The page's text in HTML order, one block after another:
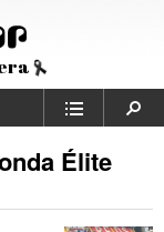
Élite